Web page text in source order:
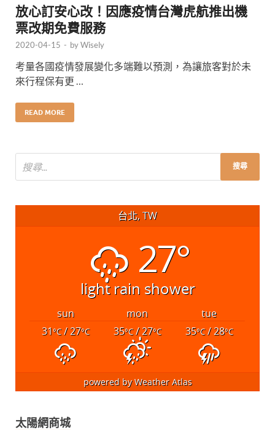
放心訂安心改！因應疫情台灣虎航推出機
票改期免費服務
2020-04-15 - byWisely
考量各國疫情發展變化多端難以預測，為讓旅客對於未
來行程保有更 …
READ MORE
台北, TW
27°
light rain shower
sun mon
tue
31°C/ 27°C 35°C/ 27°C 35°C/ 28°C
powered byWeather Atlas
太陽網商城